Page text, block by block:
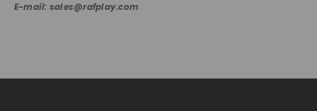
E-mail: sales@rafplay.com